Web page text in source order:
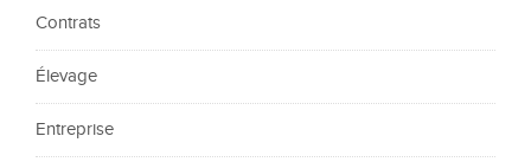
Contrats
Élevage
Entreprise